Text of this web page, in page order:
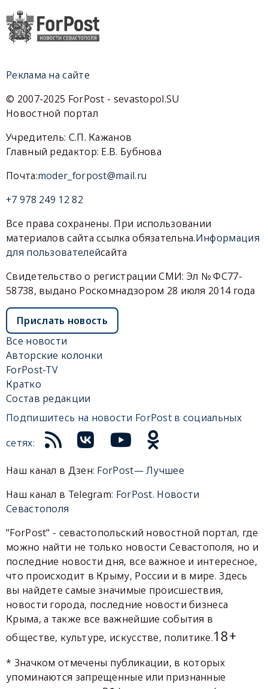
Реклама на сайте
© 2007-2025 ForPost - sevastopol.SU
Новостной портал
Учредитель: С.П. Кажанов
Главный редактор: Е.В. Бубнова
Почта:moder_forpost@mail.ru
+7 978 249 12 82
Все права сохранены. При использовании
материалов сайта ссылка обязательна.Информация
для пользователейсайта
Свидетельство о регистрации СМИ: Эл № ФС77-
58738, выдано Роскомнадзором 28 июля 2014 года
Прислать новость
Все новости
Авторские колонки
ForPost-TV
Кратко
Состав редакции
Подпишитесь на новости ForPost в социальных
сетях:
Наш канал в Дзен: ForPost— Лучшее
Наш канал в Telegram: ForPost. Новости
Севастополя
"ForPost" - севастопольский новостной портал, где
можно найти не только новости Севастополя, но и
последние новости дня, все важное и интересное,
что происходит в Крыму, России и в мире. Здесь
вы найдете самые значимые происшествия,
новости города, последние новости бизнеса
Крыма, а также все важнейшие события в
обществе, культуре, искусстве, политике.18+
* Значком отмечены публикации, в которых
упоминаются запрещенные или признанные